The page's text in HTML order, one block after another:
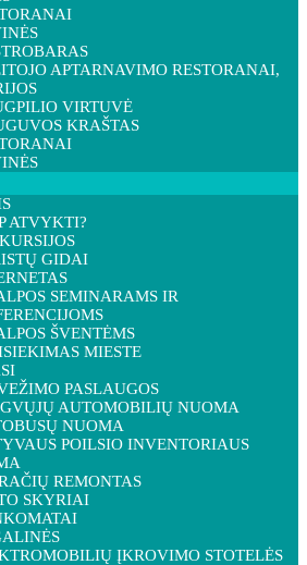
APTARNAVIMO RESTORANAI,
VIRTUVĖ
KRAŠTAS
ATVYKTI?
GIDAI
SEMINARAMS IR
ŠVENTĖMS
MIESTE
PASLAUGOS
AUTOMOBILIŲ NUOMA
NUOMA
POILSIO INVENTORIAUS
REMONTAS
SKYRIAI
ĮKROVIMO STOTELĖS